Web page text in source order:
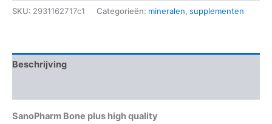
SKU: 2931162717c1 Categorieën: mineralen, supplementen
Beschrijving
SanoPharm Bone plus high quality